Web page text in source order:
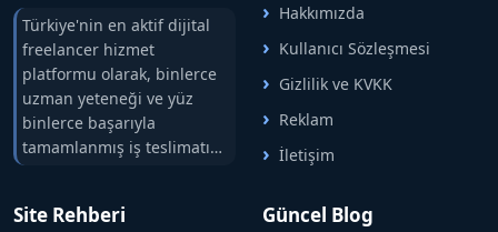
Türkiye'nin en aktif dijital
freelancer hizmet
platformu olarak, binlerce
uzman yeteneği ve yüz
binlerce başarıyla
tamamlanmış iş teslimatını
tek çatıda buluşturuyoruz.
arasındaki süreci risksiz
Hakkımızda
Kullanıcı Sözleşmesi
Gizlilik ve KVKK
Reklam
İletişim
Site Rehberi Güncel Blog